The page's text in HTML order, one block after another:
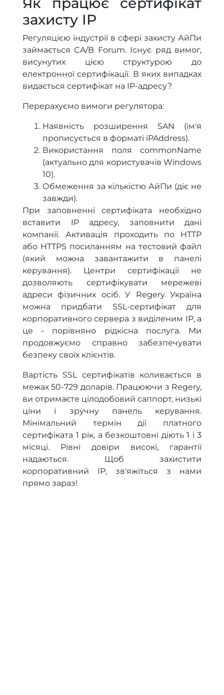
захисту IP
Регуляцією індустрії в сфері захисту АйПи
займається CA/B Forum. Існує ряд вимог,
висунутих цією структурою до
електронної сертифікації. В яких випадках
видається сертифікат на IP-адресу?
Перерахуємо вимоги регулятора:
Наявність розширення SAN (ім'я
прописується в форматі iPAddress).
Використання поля commonName
(актуально для користувачів Windows
10).
Обмеження за кількістю АйПи (діє не
завжди).
При заповненні сертифіката необхідно
вставити IP адресу, заповнити дані
компанії. Активація проходить по HTTP
або HTTPS посиланням на тестовий файл
(який можна завантажити в панелі
керування). Центри сертифікації не
дозволяють сертифікувати мережеві
адреси фізичних осіб. У Regery Україна
можна придбати SSL-сертифікат для
корпоративного сервера з виділеним IP, а
це - порівняно рідкісна послуга. Ми
продовжуємо справно забезпечувати
безпеку своїх клієнтів.
Вартість SSL сертифікатів коливається в
межах 50-729 доларів. Працюючи з Regery,
ви отримаєте цілодобовий саппорт, низькі
ціни і зручну панель керування.
Мінімальний термін дії платного
сертифіката 1 рік, а безкоштовні діють 1 і 3
місяці. Рівні довіри високі, гарантії
надаються. Щоб захистити
корпоративний IP, зв'яжіться з нами
прямо зараз!